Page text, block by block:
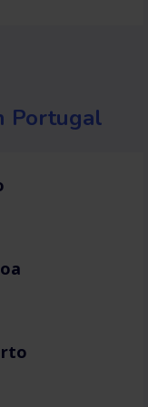
Portugal